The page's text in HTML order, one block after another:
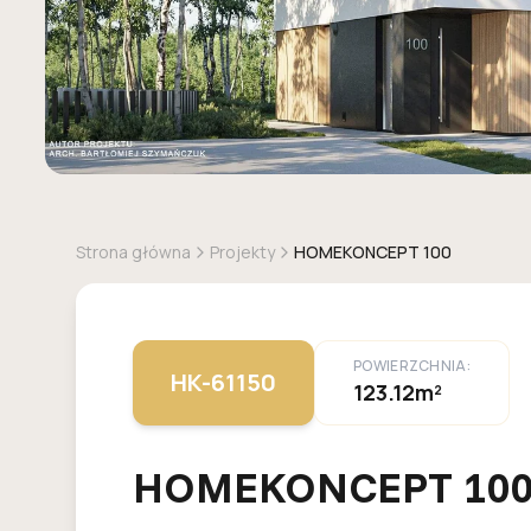
Strona główna Projekty HOMEKONCEPT 100
HK-61150
POWIERZCHNIA:
123.12m²
HOMEKONCEPT